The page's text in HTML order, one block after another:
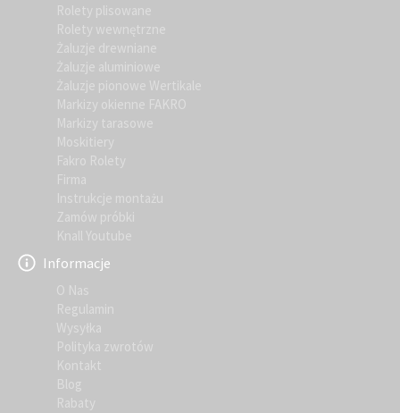
Rolety plisowane
Rolety wewnętrzne
Żaluzje drewniane
Żaluzje aluminiowe
Żaluzje pionowe Wertikale
Markizy okienne FAKRO
Markizy tarasowe
Moskitiery
Fakro Rolety
Firma
Instrukcje montażu
Zamów próbki
Knall Youtube
Informacje
O Nas
Regulamin
Wysyłka
Polityka zwrotów
Kontakt
Blog
Rabaty